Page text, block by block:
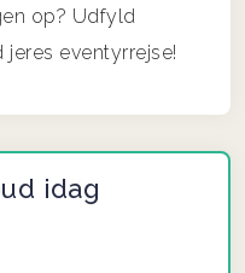
op? Udfyld
eventyrrejse!
idag